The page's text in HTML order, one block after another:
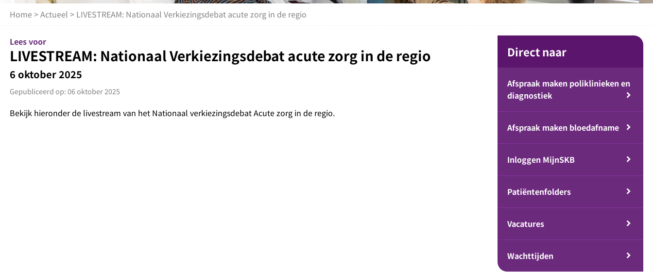
Home >Actueel > LIVESTREAM: Nationaal Verkiezingsdebat acute zorg in de regio
Lees voor
LIVESTREAM: Nationaal Verkiezingsdebat acute zorg in de regio
6 oktober 2025
Gepubliceerd op: 06 oktober 2025
Bekijk hieronder de livestream van het Nationaal verkiezingsdebat Acute zorg in de regio.
Direct naar
Afspraak maken poliklinieken en
diagnostiek
Afspraak maken bloedafname
Inloggen MijnSKB
Patiëntenfolders
Vacatures
Wachttijden